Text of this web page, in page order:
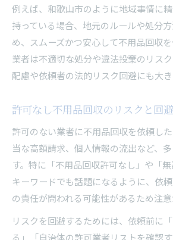
例えば、和歌山市のように地域事情に
持っている場合、地元のルールや処分
め、スムーズかつ安心して不用品回収
業者は不適切な処分や違法投棄のリス
配慮や依頼者の法的リスク回避にも大き
許可なし不用品回収のリスクと回
許可のない業者に不用品回収を依頼し
当な高額請求、個人情報の流出など、
す。特に「不用品回収許可なし」や「
キーワードでも話題になるように、依
の責任が問われる可能性があるため注意
リスクを回避するためには、依頼前に
る」「自治体の許可業者リストを確認